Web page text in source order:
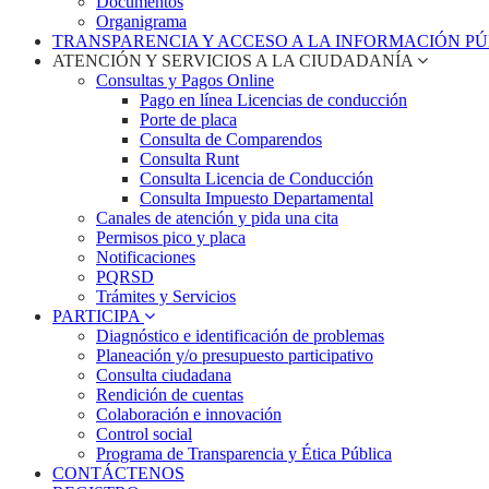
Organigrama
TRANSPARENCIA Y ACCESO A LA INFORMACIÓN
ATENCIÓN Y SERVICIOS A LA CIUDADANÍA
Consultas y Pagos Online
Pago en línea Licencias de conducción
Porte de placa
Consulta de Comparendos
Consulta Runt
Consulta Licencia de Conducción
Consulta Impuesto Departamental
Canales de atención y pida una cita
Permisos pico y placa
Notificaciones
PQRSD
Trámites y Servicios
PARTICIPA
Diagnóstico e identificación de problemas
Planeación y/o presupuesto participativo​
Consulta ciudadana
Rendición de cuentas
Colaboración e innovación
Control social
Programa de Transparencia y Ética Pública
CONTÁCTENOS